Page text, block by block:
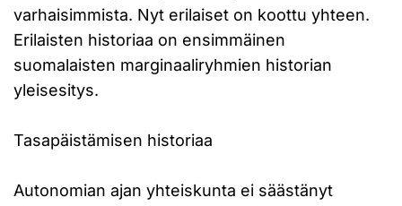
varhaisimmista. Nyt erilaiset on koottu yhteen.
Erilaisten historiaa on ensimmäinen
suomalaisten marginaaliryhmien historian
yleisesitys.
Tasapäistämisen historiaa
Autonomian ajan yhteiskunta ei säästänyt